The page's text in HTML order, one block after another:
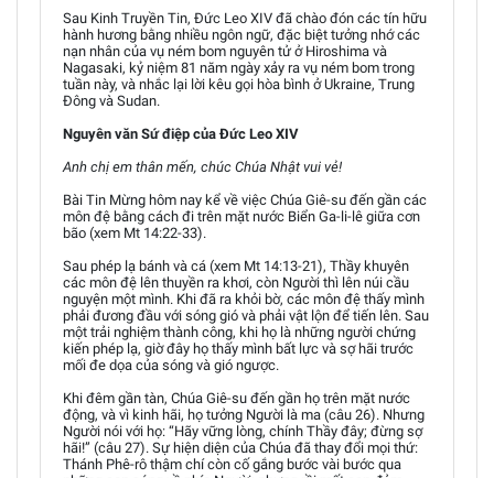
Sau Kinh Truyền Tin, Đức Leo XIV đã chào đón các tín hữu
hành hương bằng nhiều ngôn ngữ, đặc biệt tưởng nhớ các
nạn nhân của vụ ném bom nguyên tử ở Hiroshima và
Nagasaki, kỷ niệm 81 năm ngày xảy ra vụ ném bom trong
tuần này, và nhắc lại lời kêu gọi hòa bình ở Ukraine, Trung
Đông và Sudan.
Nguyên văn Sứ điệp của Đức Leo XIV
Anh chị em thân mến, chúc Chúa Nhật vui vẻ!
Bài Tin Mừng hôm nay kể về việc Chúa Giê-su đến gần các
môn đệ bằng cách đi trên mặt nước Biển Ga-li-lê giữa cơn
bão (xem Mt 14:22-33).
Sau phép lạ bánh và cá (xem Mt 14:13-21), Thầy khuyên
các môn đệ lên thuyền ra khơi, còn Người thì lên núi cầu
nguyện một mình. Khi đã ra khỏi bờ, các môn đệ thấy mình
phải đương đầu với sóng gió và phải vật lộn để tiến lên. Sau
một trải nghiệm thành công, khi họ là những người chứng
kiến phép lạ, giờ đây họ thấy mình bất lực và sợ hãi trước
mối đe dọa của sóng và gió ngược.
Khi đêm gần tàn, Chúa Giê-su đến gần họ trên mặt nước
động, và vì kinh hãi, họ tưởng Người là ma (câu 26). Nhưng
Người nói với họ: “Hãy vững lòng, chính Thầy đây; đừng sợ
hãi!” (câu 27). Sự hiện diện của Chúa đã thay đổi mọi thứ:
Thánh Phê-rô thậm chí còn cố gắng bước vài bước qua